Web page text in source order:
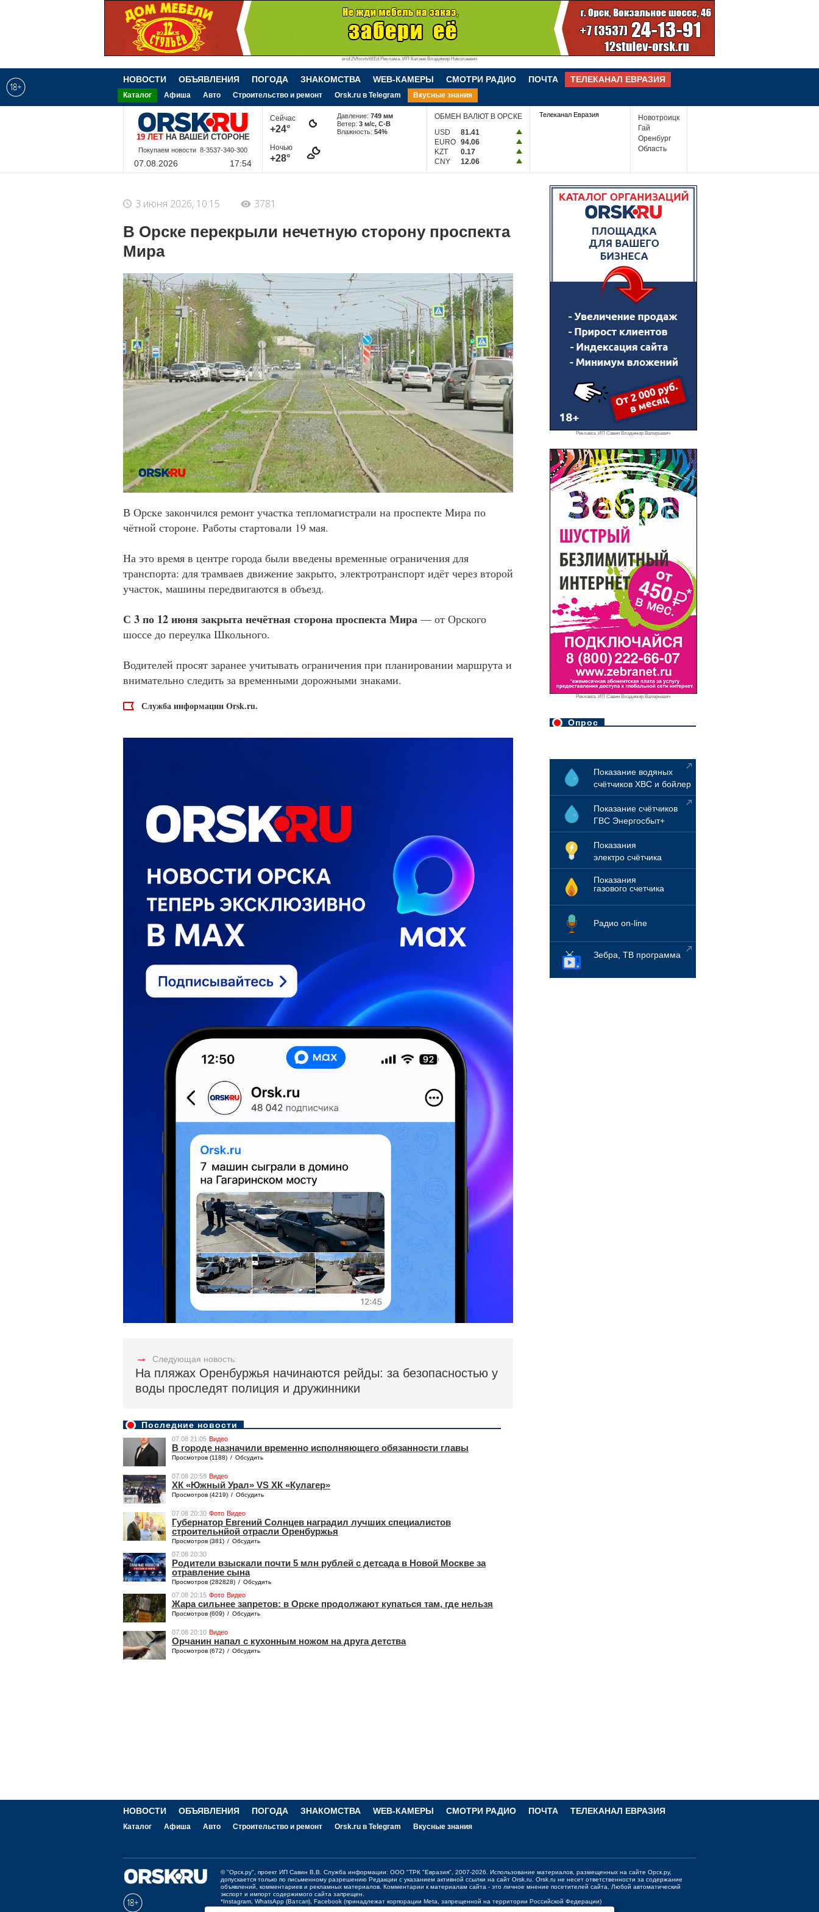
erid:2VfnxvtvWEd Реклама. ИП Катаев Владимир Николаевич
НОВОСТИ ОБЪЯВЛЕНИЯ ПОГОДА ЗНАКОМСТВА WEB-КАМЕРЫ СМОТРИ РАДИО ПОЧТА ТЕЛЕКАНАЛ ЕВРАЗИЯ
Каталог Афиша Авто Строительство и ремонт Orsk.ru в Telegram Вкусные знания
19 ЛЕТНА ВАШЕЙ СТОРОНЕ
Покупаем новости 8-3537-340-300
07.08.2026 17:54
Сейчас
+24°
Ночью
+28°
Давление:749 мм
Ветер:3 м/c, С-В
Влажность:54%
ОБМЕН ВАЛЮТ В ОРСКЕ
USD
81.41
EURO 94.06
KZT
0.17
CNY
12.06
Телеканал Евразия
Новотроицк
Гай
Оренбург
Область
Реклама. ИП Савин Владимир Валерьевич
Реклама. ИП Савин Владимир Валерьевич
Опрос
Показание водяных
счётчиков ХВС и бойлер
Показание счётчиков
ГВС Энергосбыт+
Показания
электро счётчика
Показания
газового счетчика
Радио on-line
Зебра, ТВ программа
3 июня 2026, 10:15 3781
В Орске перекрыли нечетную сторону проспекта
Мира
В Орске закончился ремонт участка тепломагистрали на проспекте Мира по
чётной стороне. Работы стартовали 19 мая.
На это время в центре города были введены временные ограничения для
транспорта: для трамваев движение закрыто, электротранспорт идёт через второй
участок, машины передвигаются в объезд.
С 3 по 12 июня закрыта нечётная сторона проспекта Мира — от Орского
шоссе до переулка Школьного.
Водителей просят заранее учитывать ограничения при планировании маршрута и
внимательно следить за временными дорожными знаками.
Служба информации Orsk.ru.
→ Следующая новость:
На пляжах Оренбуржья начинаются рейды: за безопасностью у
воды проследят полиция и дружинники
Последние новости
07.08 21:05 Видео
В городе назначили временно исполняющего обязанности главы
Просмотров (1188) / Обсудить
07.08 20:59 Видео
ХК «Южный Урал» VS ХК «Кулагер»
Просмотров (4219) / Обсудить
07.08 20:30 Фото Видео
Губернатор Евгений Солнцев наградил лучших специалистов
строительнйой отрасли Оренбуржья
Просмотров (381) / Обсудить
07.08 20:30
Родители взыскали почти 5 млн рублей с детсада в Новой Москве за
отравление сына
Просмотров (282828) / Обсудить
07.08 20:15 Фото Видео
Жара сильнее запретов: в Орске продолжают купаться там, где нельзя
Просмотров (609) / Обсудить
07.08 20:10 Видео
Орчанин напал с кухонным ножом на друга детства
Просмотров (672) / Обсудить
НОВОСТИ ОБЪЯВЛЕНИЯ ПОГОДА ЗНАКОМСТВА WEB-КАМЕРЫ СМОТРИ РАДИО ПОЧТА ТЕЛЕКАНАЛ ЕВРАЗИЯ
Каталог Афиша Авто Строительство и ремонт Orsk.ru в Telegram Вкусные знания
©"Орск.ру" , проект ИП Савин В.В. Служба информации: ООО "ТРК "Евразия", 2007-2026. Использование материалов, размещенных на сайте Орск.ру,
допускается только по письменному разрешению Редакции с указанием активной ссылки на сайт Orsk.ru Orsk.ru не несет ответственности за содержание
объявлений, комментариев и рекламных материалов. Комментарии к материалам сайта - это личное мнение посетителей сайта. Любой автоматический
экспорт и импорт содержимого сайта запрещен.
*Instagram, WhatsApp (Ватсап), Facebook (принадлежат корпорации Meta, запрещенной на территории Российской Федерации)